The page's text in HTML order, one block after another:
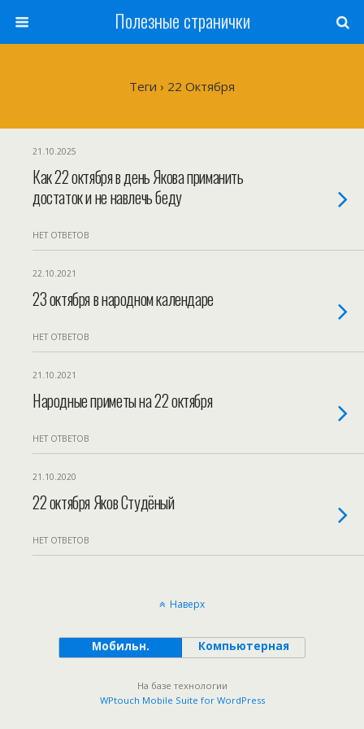
Полезные странички
Теги › 22 Октября
21.10.2025
Как 22 октября в день Якова приманить
достаток и не навлечь беду
НЕТ ОТВЕТОВ
22.10.2021
23 октября в народном календаре
НЕТ ОТВЕТОВ
21.10.2021
Народные приметы на 22 октября
НЕТ ОТВЕТОВ
21.10.2020
22 октября Яков Студёный
НЕТ ОТВЕТОВ
Наверх
Мобильн. Компьютерная
На базе технологии
WPtouch Mobile Suite for WordPress